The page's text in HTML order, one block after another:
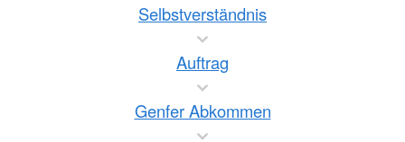
Selbstverständnis
Auftrag
Genfer Abkommen